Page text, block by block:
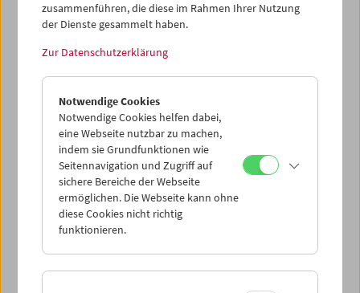
Tribute to Xhanfise Keko
zusammenführen, die diese im Rahmen Ihrer Nutzung
der Dienste gesammelt haben.
Zur Datenschutzerklärung
Notwendige Cookies
Notwendige Cookies helfen dabei,
eine Webseite nutzbar zu machen,
indem sie Grundfunktionen wie
Seitennavigation und Zugriff auf
sichere Bereiche der Webseite
ermöglichen. Die Webseite kann ohne
diese Cookies nicht richtig
funktionieren.